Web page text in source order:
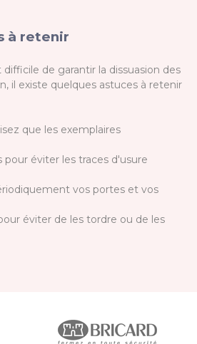
à retenir
de garantir la dissuasion des
il existe quelques astuces à retenir
que les exemplaires
éviter les traces d'usure
vos portes et vos
éviter de les tordre ou de les